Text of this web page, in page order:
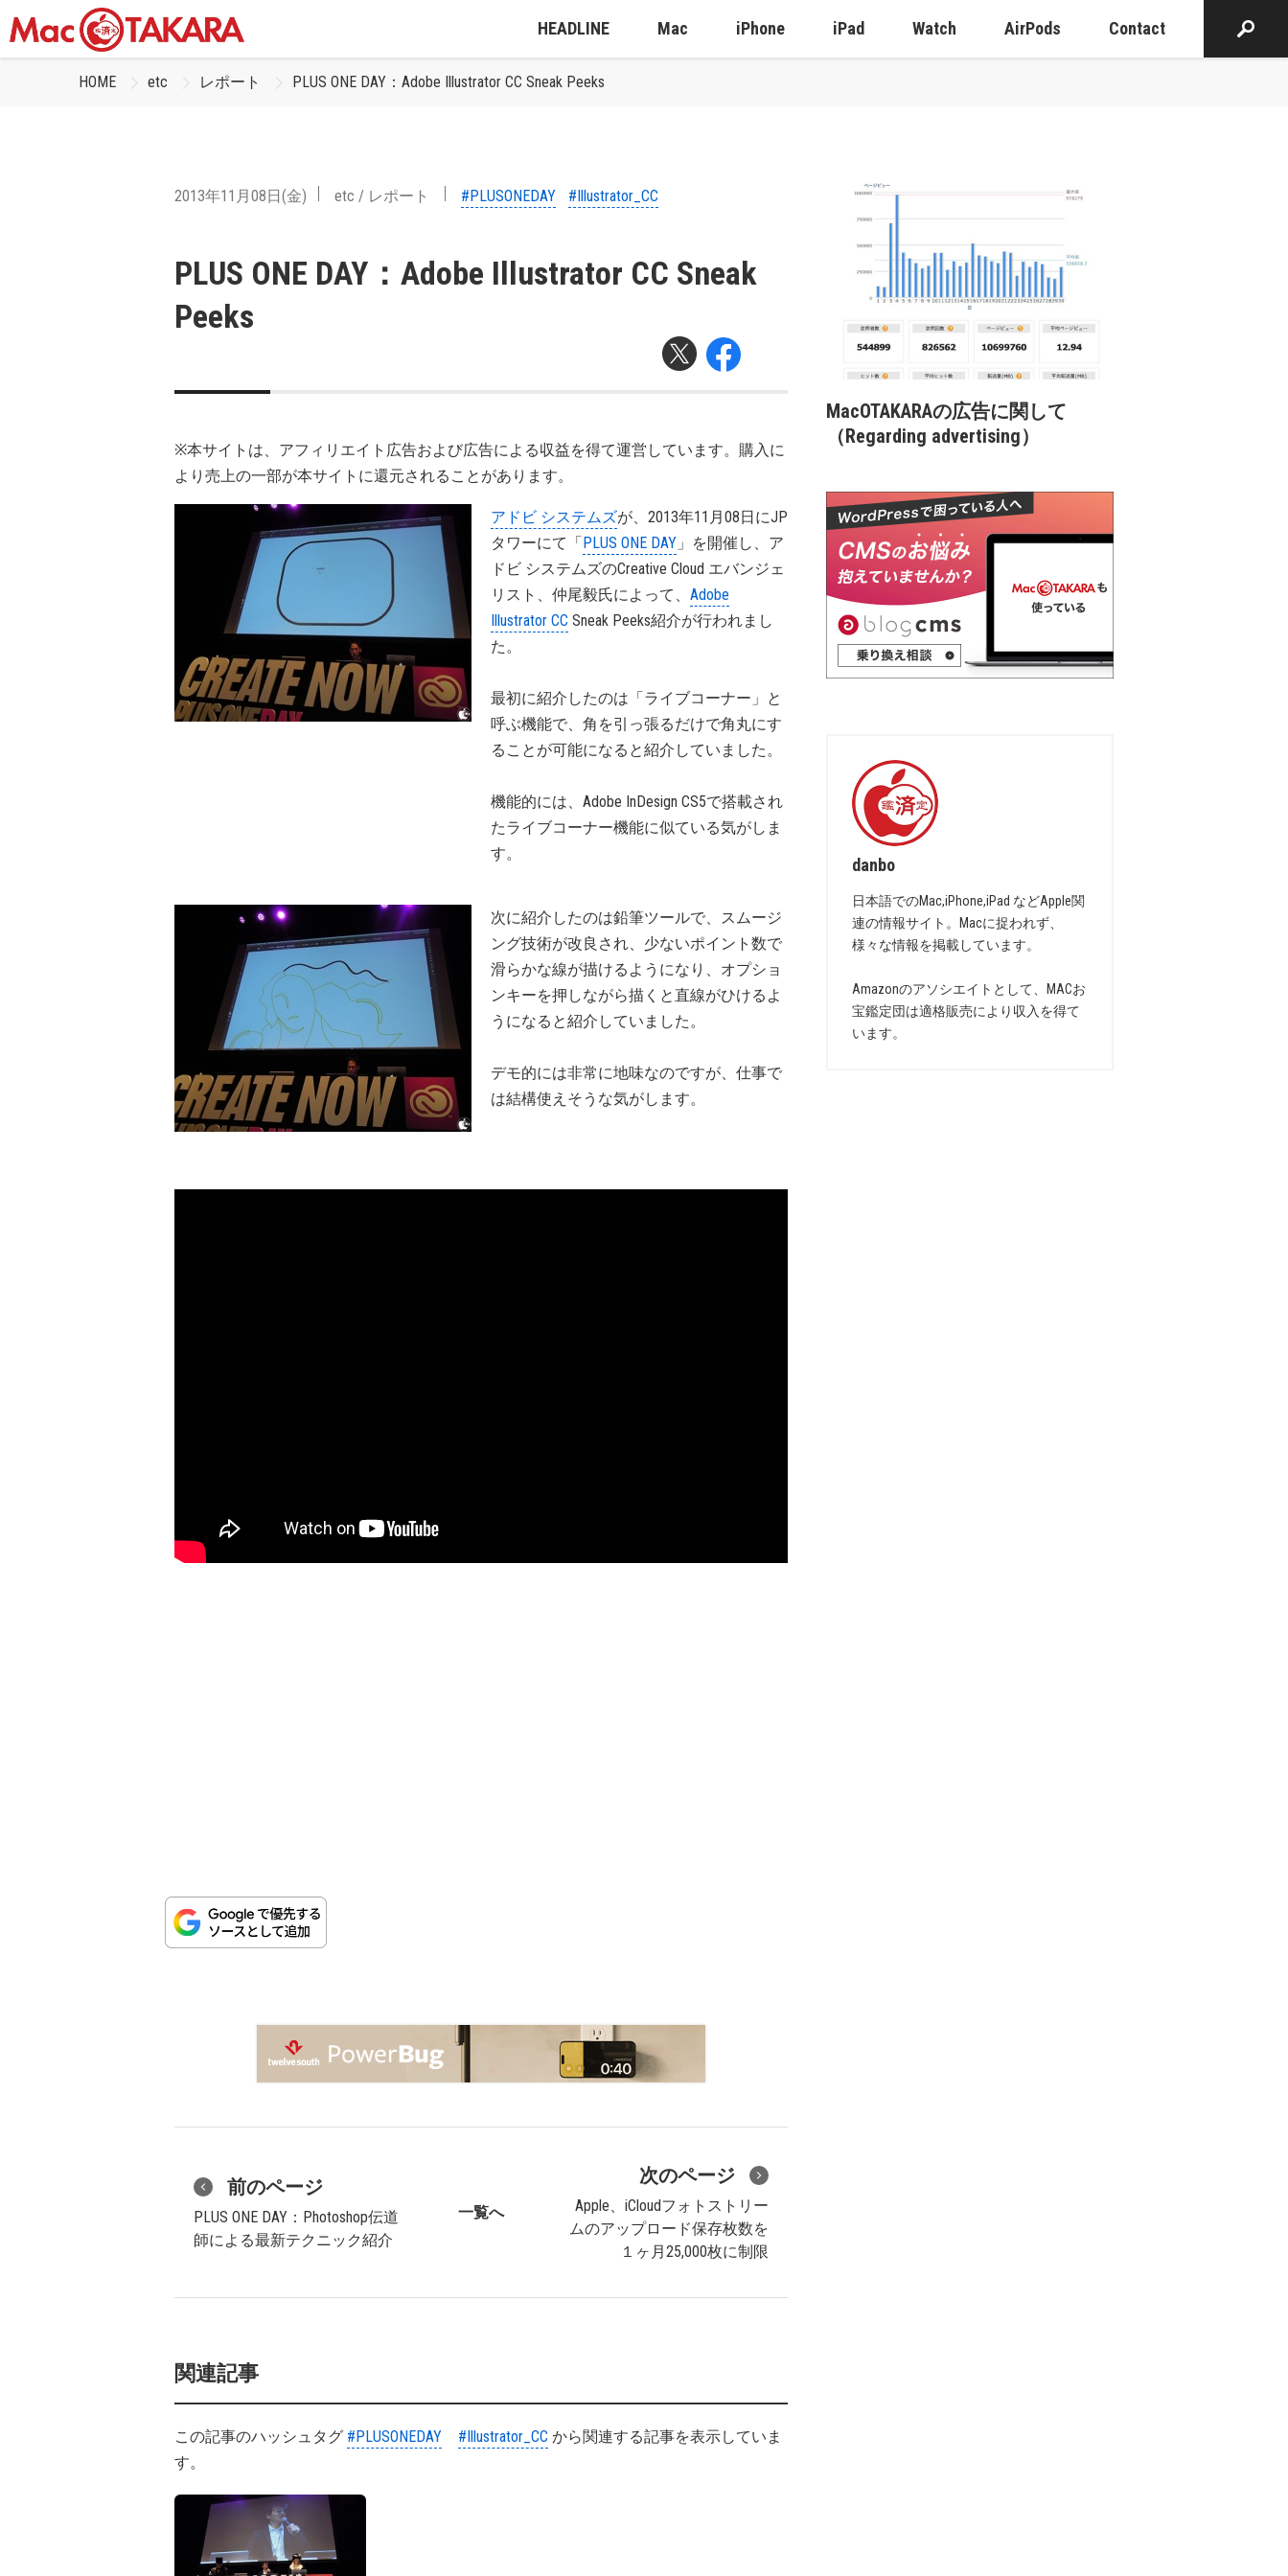
HEADLINE Mac iPhone iPad Watch AirPods Contact
HOME etc レポート PLUS ONE DAY：Adobe Illustrator CC Sneak Peeks
2013年11月08日(金) etc / レポート #PLUSONEDAY #Illustrator_CC
PLUS ONE DAY：Adobe Illustrator CC Sneak
Peeks
※本サイトは、アフィリエイト広告および広告による収益を得て運営しています。購入に
より売上の一部が本サイトに還元されることがあります。
アドビ システムズが、2013年11月08日にJP
タワーにて「PLUS ONE DAY 」を開催し、ア
ドビ システムズのCreative Cloud エバンジェ
リスト、仲尾毅氏によって、 Adobe
Illustrator CC Sneak Peeks紹介が行われまし
た。
最初に紹介したのは「ライブコーナー」と
呼ぶ機能で、角を引っ張るだけで角丸にす
ることが可能になると紹介していました。
機能的には、Adobe InDesign CS5で搭載され
たライブコーナー機能に似ている気がしま
す。
次に紹介したのは鉛筆ツールで、スムージ
ング技術が改良され、少ないポイント数で
滑らかな線が描けるようになり、オプショ
ンキーを押しながら描くと直線がひけるよ
うになると紹介していました。
デモ的には非常に地味なのですが、仕事で
は結構使えそうな気がします。
前のページ
PLUS ONE DAY：Photoshop伝道
師による最新テクニック紹介
一覧へ
次のページ
Apple、iCloudフォトストリー
ムのアップロード保存枚数を
１ヶ月25,000枚に制限
関連記事
この記事のハッシュタグ #PLUSONEDAY #Illustrator_CC から関連する記事を表示していま
す。
MacOTAKARAの広告に関して
（Regarding advertising）
danbo
日本語でのMac,iPhone,iPad などApple関
連の情報サイト。Macに捉われず、
様々な情報を掲載しています。
Amazonのアソシエイトとして、MACお
宝鑑定団は適格販売により収入を得て
います。